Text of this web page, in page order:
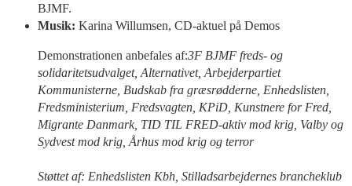
BJMF.
Musik: Karina Willumsen, CD-aktuel på Demos
Demonstrationen anbefales af:3F BJMF freds- og
solidaritetsudvalget, Alternativet, Arbejderpartiet
Kommunisterne, Budskab fra græsrødderne, Enhedslisten,
Fredsministerium, Fredsvagten, KPiD, Kunstnere for Fred,
Migrante Danmark, TID TIL FRED-aktiv mod krig, Valby og
Sydvest mod krig, Århus mod krig og terror
Støttet af: Enhedslisten Kbh, Stilladsarbejdernes brancheklub